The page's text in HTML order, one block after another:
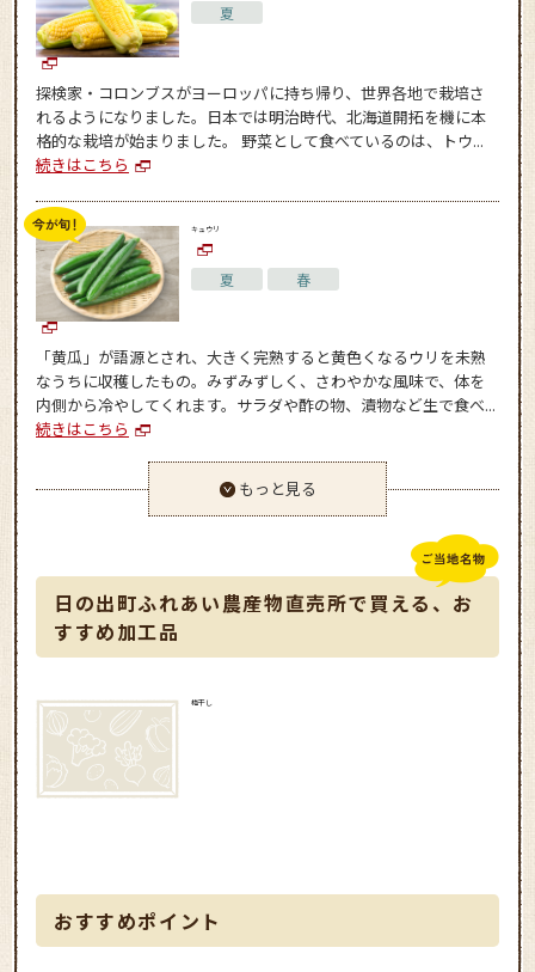
夏
探検家・コロンブスがヨーロッパに持ち帰り、世界各地で栽培さ
れるようになりました。日本では明治時代、北海道開拓を機に本
格的な栽培が始まりました。 野菜として食べているのは、トウ...
続きはこちら
キュウリ
夏 春
「黄瓜」が語源とされ、大きく完熟すると黄色くなるウリを未熟
なうちに収穫したもの。みずみずしく、さわやかな風味で、体を
内側から冷やしてくれます。サラダや酢の物、漬物など生で食べ...
続きはこちら
もっと見る
日の出町ふれあい農産物直売所で買える、お
すすめ加工品
梅干し
おすすめポイント